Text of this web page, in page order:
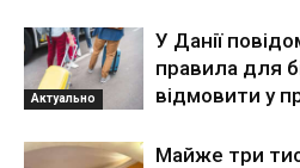
Актуально
У Данії
правила для
відмовити у
Майже три